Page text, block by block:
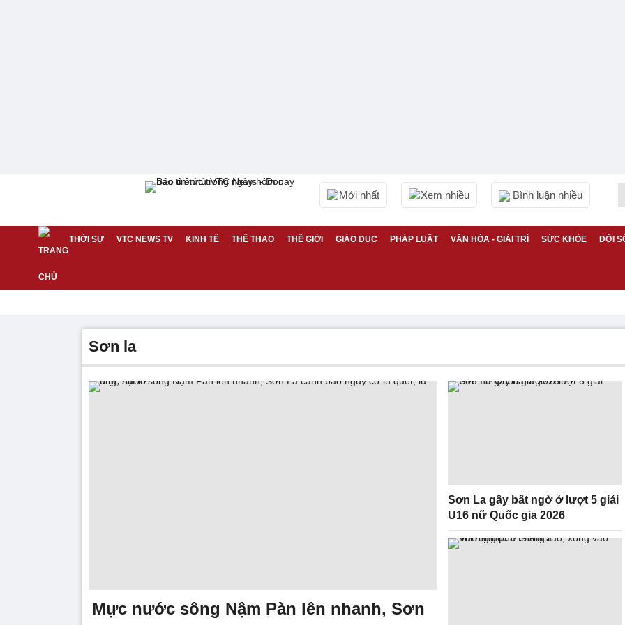
Mới nhất Xem nhiều Bình luận nhiều
THỜI SỰ VTC NEWS TV KINH TẾ THỂ THAO THẾ GIỚI GIÁO DỤC PHÁP LUẬT VĂN HÓA - GIẢI TRÍ SỨC KHỎE ĐỜI
sơn la
Mực nước sông Nậm Pàn lên nhanh, Sơn
Sơn La gây bất ngờ ở lượt 5 giải
U16 nữ Quốc gia 2026